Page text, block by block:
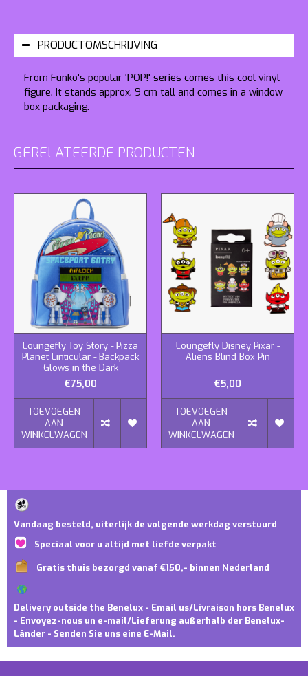
PRODUCTOMSCHRIJVING
From Funko's popular 'POP!' series comes this cool vinyl
figure. It stands approx. 9 cm tall and comes in a window
box packaging.
GERELATEERDE PRODUCTEN
Loungefly Toy Story - Pizza
Planet Linticular - Backpack
Glows in the Dark
€75,00
TOEVOEGEN
AAN
WINKELWAGEN
Loungefly Disney Pixar -
Aliens Blind Box Pin
€5,00
TOEVOEGEN
AAN
WINKELWAGEN
Vandaag besteld, uiterlijk de volgende werkdag verstuurd
Speciaal voor u altijd met liefde verpakt
Gratis thuis bezorgd vanaf €150,- binnen Nederland
Delivery outside the Benelux - Email us/Livraison hors Benelux
- Envoyez-nous un e-mail/Lieferung außerhalb der Benelux-
Länder - Senden Sie uns eine E-Mail.